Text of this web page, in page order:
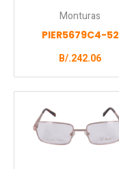
Monturas
PIER5679C4-52
B/.242.06